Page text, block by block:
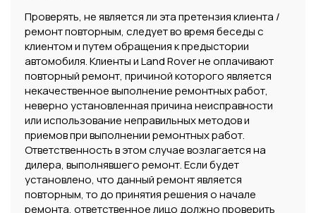
Проверять, не является ли эта претензия клиента /
ремонт повторным, следует во время беседы с
клиентом и путем обращения к предыстории
автомобиля. Клиенты и Land Rover не оплачивают
повторный ремонт, причиной которого является
некачественное выполнение ремонтных работ,
неверно установленная причина неисправности
или использование неправильных методов и
приемов при выполнении ремонтных работ.
Ответственность в этом случае возлагается на
дилера, выполнявшего ремонт. Если будет
установлено, что данный ремонт является
повторным, то до принятия решения о начале
ремонта, ответственное лицо должно проверить